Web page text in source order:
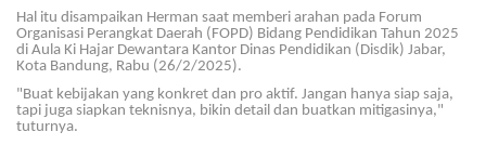
Hal itu disampaikan Herman saat memberi arahan pada Forum
Organisasi Perangkat Daerah (FOPD) Bidang Pendidikan Tahun 2025
di Aula Ki Hajar Dewantara Kantor Dinas Pendidikan (Disdik) Jabar,
Kota Bandung, Rabu (26/2/2025).
"Buat kebijakan yang konkret dan pro aktif. Jangan hanya siap saja,
tapi juga siapkan teknisnya, bikin detail dan buatkan mitigasinya,"
tuturnya.